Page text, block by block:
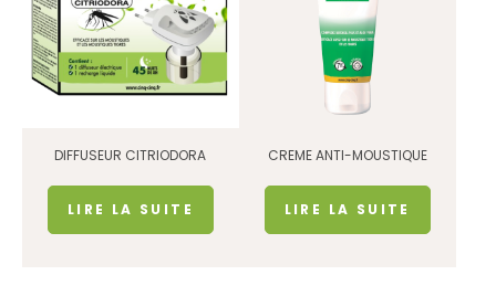
DIFFUSEUR CITRIODORA
LIRE LA SUITE
CREME ANTI-MOUSTIQUE
LIRE LA SUITE